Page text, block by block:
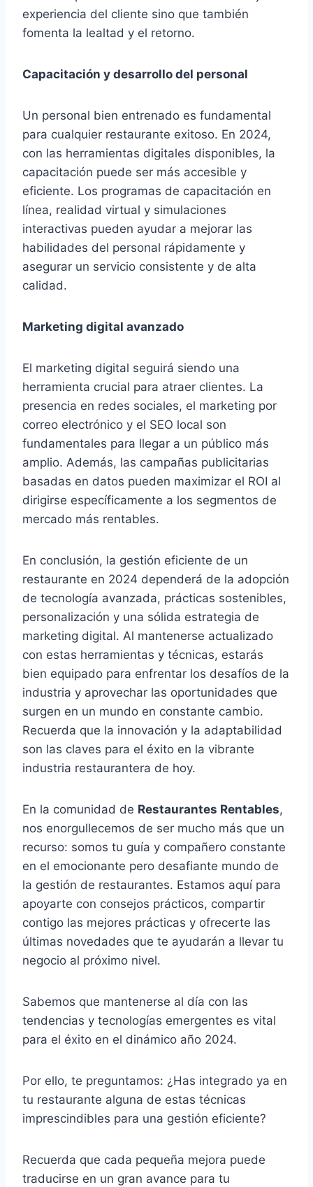
experiencia del cliente sino que también
fomenta la lealtad y el retorno.
Capacitación y desarrollo del personal
Un personal bien entrenado es fundamental
para cualquier restaurante exitoso. En 2024,
con las herramientas digitales disponibles, la
capacitación puede ser más accesible y
eficiente. Los programas de capacitación en
línea, realidad virtual y simulaciones
interactivas pueden ayudar a mejorar las
habilidades del personal rápidamente y
asegurar un servicio consistente y de alta
calidad.
Marketing digital avanzado
El marketing digital seguirá siendo una
herramienta crucial para atraer clientes. La
presencia en redes sociales, el marketing por
correo electrónico y el SEO local son
fundamentales para llegar a un público más
amplio. Además, las campañas publicitarias
basadas en datos pueden maximizar el ROI al
dirigirse específicamente a los segmentos de
mercado más rentables.
En conclusión, la gestión eficiente de un
restaurante en 2024 dependerá de la adopción
de tecnología avanzada, prácticas sostenibles,
personalización y una sólida estrategia de
marketing digital. Al mantenerse actualizado
con estas herramientas y técnicas, estarás
bien equipado para enfrentar los desafíos de la
industria y aprovechar las oportunidades que
surgen en un mundo en constante cambio.
Recuerda que la innovación y la adaptabilidad
son las claves para el éxito en la vibrante
industria restaurantera de hoy.
En la comunidad de Restaurantes Rentables,
nos enorgullecemos de ser mucho más que un
recurso: somos tu guía y compañero constante
en el emocionante pero desafiante mundo de
la gestión de restaurantes. Estamos aquí para
apoyarte con consejos prácticos, compartir
contigo las mejores prácticas y ofrecerte las
últimas novedades que te ayudarán a llevar tu
negocio al próximo nivel.
Sabemos que mantenerse al día con las
tendencias y tecnologías emergentes es vital
para el éxito en el dinámico año 2024.
Por ello, te preguntamos: ¿Has integrado ya en
tu restaurante alguna de estas técnicas
imprescindibles para una gestión eficiente?
Recuerda que cada pequeña mejora puede
traducirse en un gran avance para tu